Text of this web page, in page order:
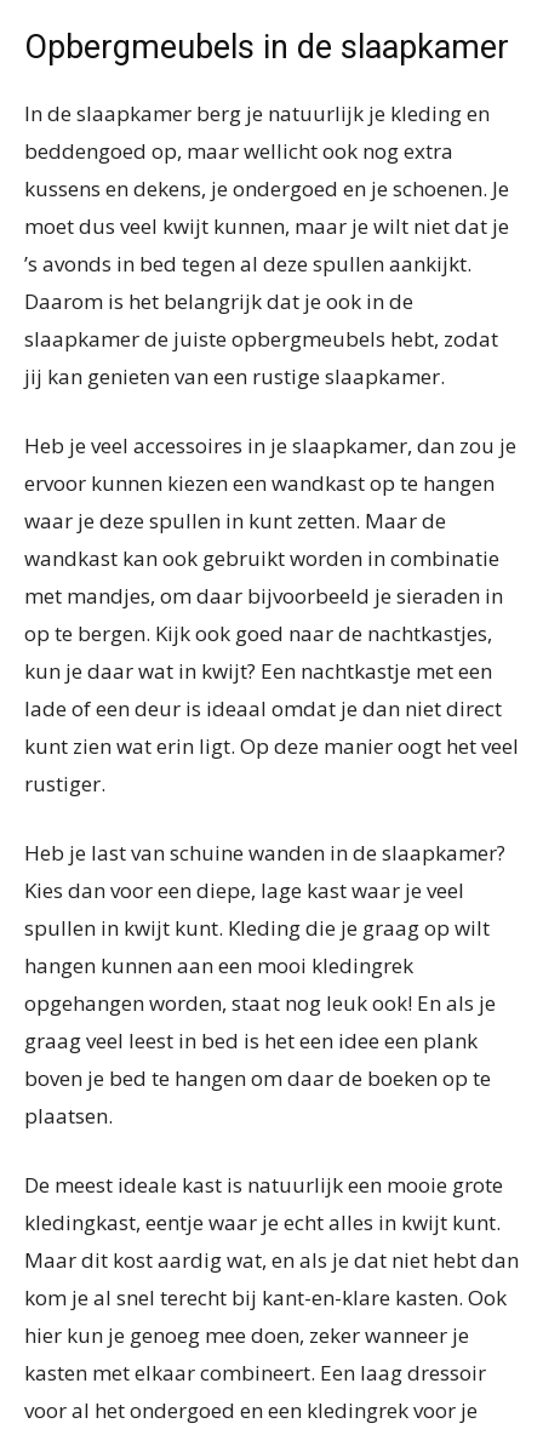
Opbergmeubels in de slaapkamer
In de slaapkamer berg je natuurlijk je kleding en
beddengoed op, maar wellicht ook nog extra
kussens en dekens, je ondergoed en je schoenen. Je
moet dus veel kwijt kunnen, maar je wilt niet dat je
’s avonds in bed tegen al deze spullen aankijkt.
Daarom is het belangrijk dat je ook in de
slaapkamer de juiste opbergmeubels hebt, zodat
jij kan genieten van een rustige slaapkamer.
Heb je veel accessoires in je slaapkamer, dan zou je
ervoor kunnen kiezen een wandkast op te hangen
waar je deze spullen in kunt zetten. Maar de
wandkast kan ook gebruikt worden in combinatie
met mandjes, om daar bijvoorbeeld je sieraden in
op te bergen. Kijk ook goed naar de nachtkastjes,
kun je daar wat in kwijt? Een nachtkastje met een
lade of een deur is ideaal omdat je dan niet direct
kunt zien wat erin ligt. Op deze manier oogt het veel
rustiger.
Heb je last van schuine wanden in de slaapkamer?
Kies dan voor een diepe, lage kast waar je veel
spullen in kwijt kunt. Kleding die je graag op wilt
hangen kunnen aan een mooi kledingrek
opgehangen worden, staat nog leuk ook! En als je
graag veel leest in bed is het een idee een plank
boven je bed te hangen om daar de boeken op te
plaatsen.
De meest ideale kast is natuurlijk een mooie grote
kledingkast, eentje waar je echt alles in kwijt kunt.
Maar dit kost aardig wat, en als je dat niet hebt dan
kom je al snel terecht bij kant-en-klare kasten. Ook
hier kun je genoeg mee doen, zeker wanneer je
kasten met elkaar combineert. Een laag dressoir
voor al het ondergoed en een kledingrek voor je